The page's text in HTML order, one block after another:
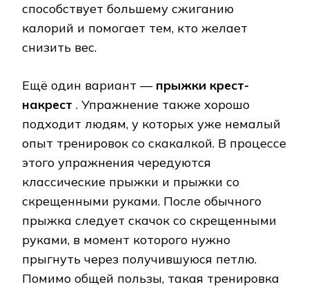
способствует большему сжиганию
калорий и помогает тем, кто желает
снизить вес.
Ещё один вариант — прыжки крест-
накрест . Упражнение также хорошо
подходит людям, у которых уже немалый
опыт тренировок со скакалкой. В процессе
этого упражнения чередуются
классические прыжки и прыжки со
скрещенными руками. После обычного
прыжка следует скачок со скрещенными
руками, в момент которого нужно
прыгнуть через получившуюся петлю.
Помимо общей пользы, такая тренировка